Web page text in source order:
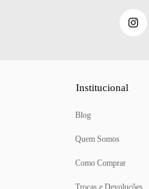
Institucional
Blog
Quem Somos
Como Comprar